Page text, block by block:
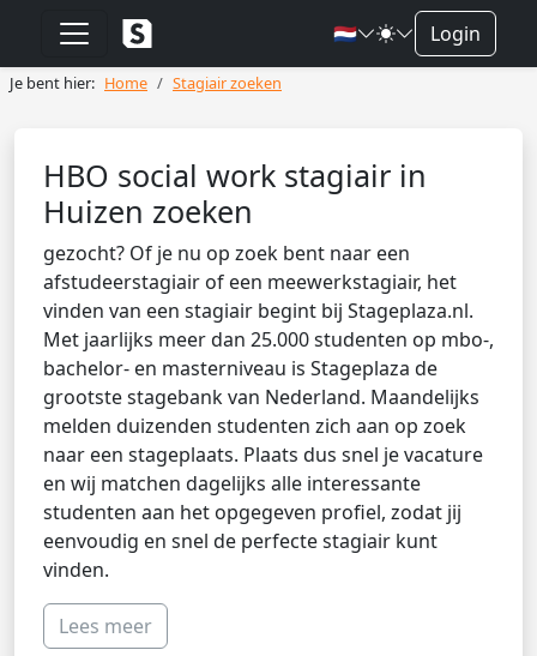
🇳🇱 Login
Je bent hier: Home Stagiair zoeken
HBO social work stagiair in
Huizen zoeken
gezocht? Of je nu op zoek bent naar een
afstudeerstagiair of een meewerkstagiair, het
vinden van een stagiair begint bij Stageplaza.nl.
Met jaarlijks meer dan 25.000 studenten op mbo-,
bachelor- en masterniveau is Stageplaza de
grootste stagebank van Nederland. Maandelijks
melden duizenden studenten zich aan op zoek
naar een stageplaats. Plaats dus snel je vacature
en wij matchen dagelijks alle interessante
studenten aan het opgegeven profiel, zodat jij
eenvoudig en snel de perfecte stagiair kunt
vinden.
Lees meer